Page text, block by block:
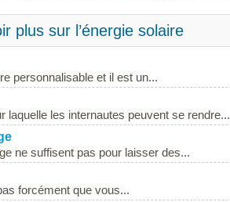
plus sur l’énergie solaire
personnalisable et il est un...
laquelle les internautes peuvent se rendre...
ne suffisent pas pour laisser des...
forcément que vous...